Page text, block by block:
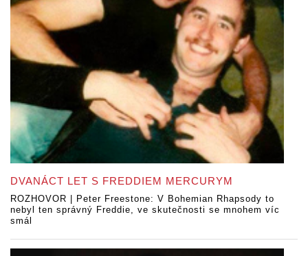
DVANÁCT LET S FREDDIEM MERCURYM
ROZHOVOR | Peter Freestone: V Bohemian Rhapsody to
nebyl ten správný Freddie, ve skutečnosti se mnohem víc
smál